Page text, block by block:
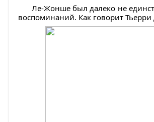
Ле-Жонше был далеко не
воспоминаний. Как говорит